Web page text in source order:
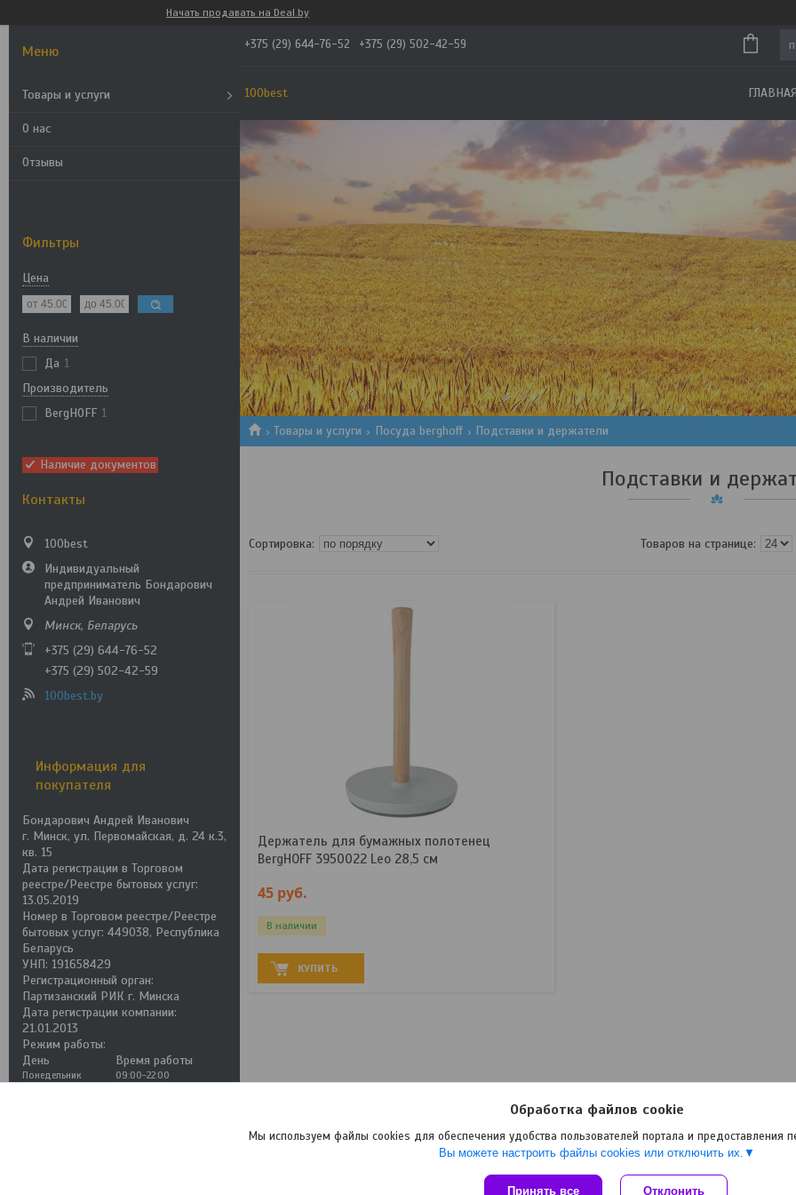
Начать продавать на Deal.by
Товары и услуги
О нас
Отзывы
Фильтры
Цена
В наличии
Да 1
Производитель
BergHOFF 1
Наличие документов
Контакты
100best
Индивидуальный
предприниматель Бондарович
Андрей Иванович
Минск, Беларусь
+375 (29) 644-76-52
+375 (29) 502-42-59
100best.by
Информация для
покупателя
Бондарович Андрей Иванович
г. Минск, ул. Первомайская, д. 24 к.3,
кв. 15
Дата регистрации в Торговом
реестре/Реестре бытовых услуг:
13.05.2019
Номер в Торговом реестре/Реестре
бытовых услуг: 449038, Республика
Беларусь
УНП: 191658429
Регистрационный орган:
Партизанский РИК г. Минска
Дата регистрации компании:
21.01.2013
Режим работы:
День
Время работы
Понедельник
09:00-22:00
+375 (29) 644-76-52 +375 (29) 502-42-59
100best
Товары и услуги Посуда berghoff Подставки и держатели
Подставки и
Держатель для бумажных полотенец
BergHOFF 3950022 Leo 28,5 см
45 руб.
В наличии
КУПИТЬ
Сайт создан на платформе Deal.by
Обработка файлов cookie
Мы используем файлы cookies для обеспечения удобства пользователей портала и предоставления
Вы можете настроить файлы cookies или отключить их.
Принять все Отклонить